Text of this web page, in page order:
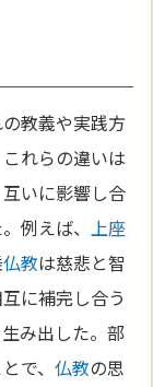
教義や実践方
れらの違いは
いに影響し合
例えば、上座
仏教は慈悲と智
に補完し合う
み出した。部
で、仏教の思